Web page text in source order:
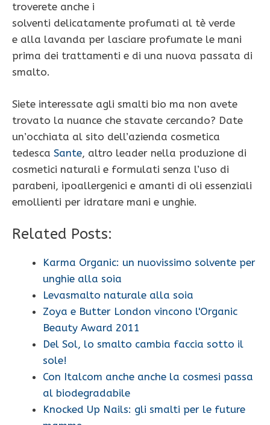
troverete anche i
solventi delicatamente profumati al tè verde
e alla lavanda per lasciare profumate le mani
prima dei trattamenti e di una nuova passata di
smalto.
Siete interessate agli smalti bio ma non avete
trovato la nuance che stavate cercando? Date
un’occhiata al sito dell’azienda cosmetica
tedesca Sante, altro leader nella produzione di
cosmetici naturali e formulati senza l’uso di
parabeni, ipoallergenici e amanti di oli essenziali
emollienti per idratare mani e unghie.
Related Posts:
Karma Organic: un nuovissimo solvente per
unghie alla soia
Levasmalto naturale alla soia
Zoya e Butter London vincono l'Organic
Beauty Award 2011
Del Sol, lo smalto cambia faccia sotto il
sole!
Con Italcom anche anche la cosmesi passa
al biodegradabile
Knocked Up Nails: gli smalti per le future